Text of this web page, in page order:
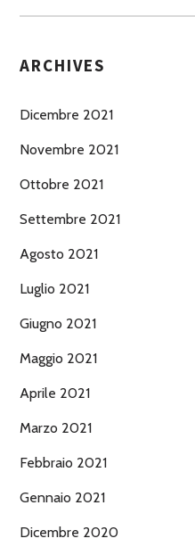
ARCHIVES
Dicembre 2021
Novembre 2021
Ottobre 2021
Settembre 2021
Agosto 2021
Luglio 2021
Giugno 2021
Maggio 2021
Aprile 2021
Marzo 2021
Febbraio 2021
Gennaio 2021
Dicembre 2020